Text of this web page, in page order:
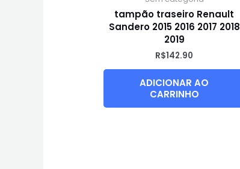
tampão traseiro Renault
Sandero 2015 2016 2017 2018
2019
R$142.90
ADICIONAR AO
CARRINHO